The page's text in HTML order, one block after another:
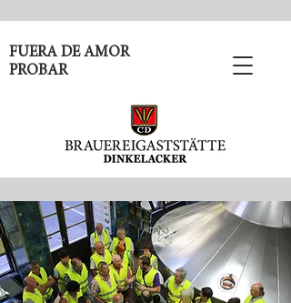
FUERA DE AMOR
PROBAR